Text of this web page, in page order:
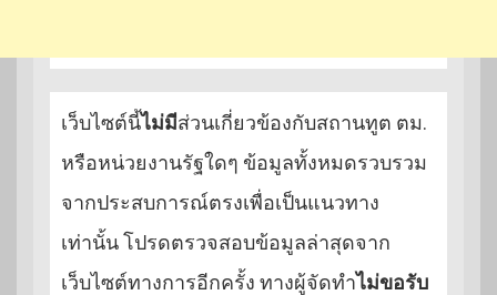
เว็บไซต์นี้ไม่มีส่วนเกี่ยวข้องกับสถานทูต ตม.
หรือหน่วยงานรัฐใดๆ ข้อมูลทั้งหมดรวบรวม
จากประสบการณ์ตรงเพื่อเป็นแนวทาง
เท่านั้น โปรดตรวจสอบข้อมูลล่าสุดจาก
เว็บไซต์ทางการอีกครั้ง ทางผู้จัดทำไม่ขอรับ